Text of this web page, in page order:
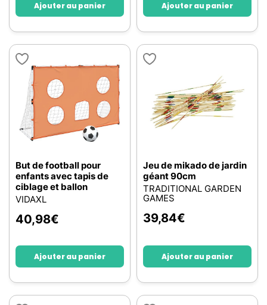
Ajouter au panier Ajouter au panier
But de football pour
enfants avec tapis de
ciblage et ballon
VIDAXL
40,98€
Ajouter au panier
Jeu de mikado de jardin
géant 90cm
TRADITIONAL GARDEN
GAMES
39,84€
Ajouter au panier